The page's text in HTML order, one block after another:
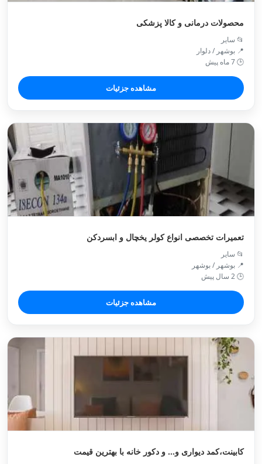
محصولات درمانی و کالا پزشکی
📂 سایر
📍 بوشهر / دلوار
🕒 7 ماه پیش
مشاهده جزئیات
تعمیرات تخصصی انواع کولر یخچال و ابسردکن
📂 سایر
📍 بوشهر / بوشهر
🕒 2 سال پیش
مشاهده جزئیات
کابینت،کمد دیواری و... و دکور خانه با بهترین قیمت